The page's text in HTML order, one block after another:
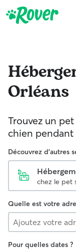
Orléans
Trouvez un
chien
Découvrez d'autres
chez le pet
Quelle est votre
Pour quelles dates ?